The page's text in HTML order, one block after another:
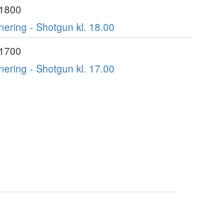
- Shotgun kl. 18.00
- Shotgun kl. 17.00